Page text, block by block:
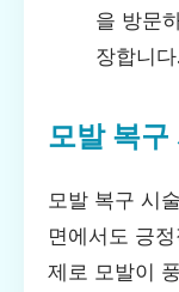
을 방문
장합니다.
모발 복구
모발 복구 시
면에서도 긍
제로 모발이